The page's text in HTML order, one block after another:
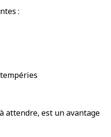
:
attendre, est un avantage